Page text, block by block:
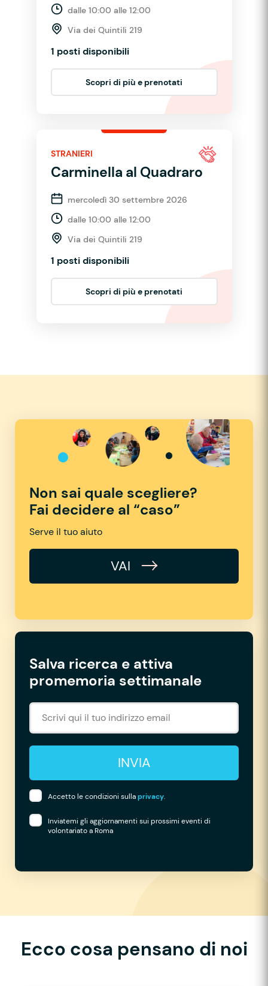
dalle 10:00 alle 12:00
Via dei Quintili 219
1 posti disponibili
Scopri di più e prenotati
STRANIERI
Carminella al Quadraro
mercoledì 30 settembre 2026
dalle 10:00 alle 12:00
Via dei Quintili 219
1 posti disponibili
Scopri di più e prenotati
Non sai quale scegliere?
Fai decidere al “caso”
Serve il tuo aiuto
VAI
Salva ricerca e attiva
promemoria settimanale
INVIA
Accetto le condizioni sullaprivacy.
Inviatemi gli aggiornamenti sui prossimi eventi di
volontariato a Roma
Ecco cosa pensano di noi